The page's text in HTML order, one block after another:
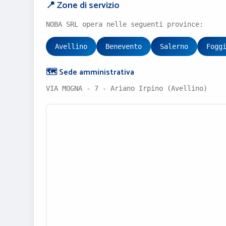
📍 Zone di servizio
NOBA SRL opera nelle seguenti province:
Avellino Benevento Salerno
🗺️ Sede amministrativa
VIA MOGNA - 7 - Ariano Irpino (Avellino)